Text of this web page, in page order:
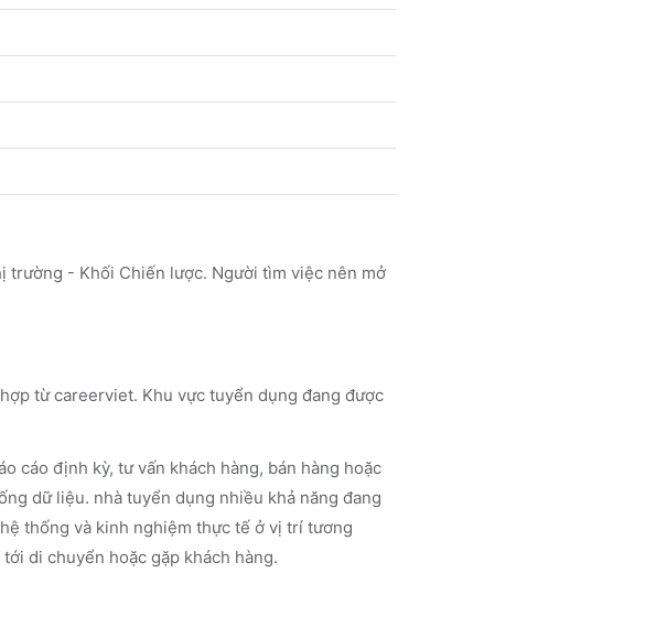
trường - Khối Chiến lược. Người tìm việc nên mở
từ careerviet. Khu vực tuyển dụng đang được
cáo định kỳ, tư vấn khách hàng, bán hàng hoặc
dữ liệu. nhà tuyển dụng nhiều khả năng đang
thống và kinh nghiệm thực tế ở vị trí tương
di chuyển hoặc gặp khách hàng.